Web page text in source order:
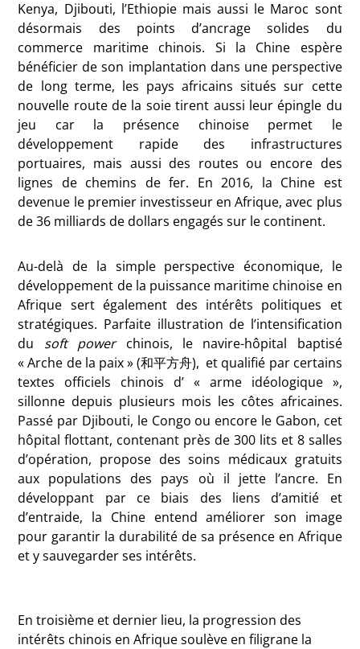
Kenya, Djibouti, l’Ethiopie mais aussi le Maroc sont
désormais des points d’ancrage solides du
commerce maritime chinois. Si la Chine espère
bénéficier de son implantation dans une perspective
de long terme, les pays africains situés sur cette
nouvelle route de la soie tirent aussi leur épingle du
jeu car la présence chinoise permet le
développement rapide des infrastructures
portuaires, mais aussi des routes ou encore des
lignes de chemins de fer. En 2016, la Chine est
devenue le premier investisseur en Afrique, avec plus
de 36 milliards de dollars engagés sur le continent.
Au-delà de la simple perspective économique, le
développement de la puissance maritime chinoise en
Afrique sert également des intérêts politiques et
stratégiques. Parfaite illustration de l’intensification
du soft powerchinois, le navire-hôpital baptisé
« Arche de la paix » (和平方舟), et qualifié par certains
textes officiels chinois d’ « arme idéologique »,
sillonne depuis plusieurs mois les côtes africaines.
Passé par Djibouti, le Congo ou encore le Gabon, cet
hôpital flottant, contenant près de 300 lits et 8 salles
d’opération, propose des soins médicaux gratuits
aux populations des pays où il jette l’ancre. En
développant par ce biais des liens d’amitié et
d’entraide, la Chine entend améliorer son image
pour garantir la durabilité de sa présence en Afrique
et y sauvegarder ses intérêts.
En troisième et dernier lieu, la progression des
intérêts chinois en Afrique soulève en filigrane la